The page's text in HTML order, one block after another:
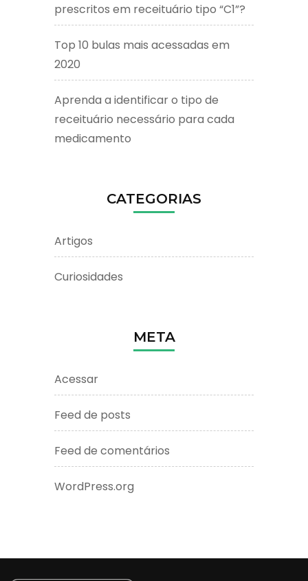
prescritos em receituário tipo “C1”?
Top 10 bulas mais acessadas em
2020
Aprenda a identificar o tipo de
receituário necessário para cada
medicamento
CATEGORIAS
Artigos
Curiosidades
META
Acessar
Feed de posts
Feed de comentários
WordPress.org